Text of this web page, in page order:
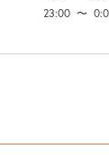
23:00 〜